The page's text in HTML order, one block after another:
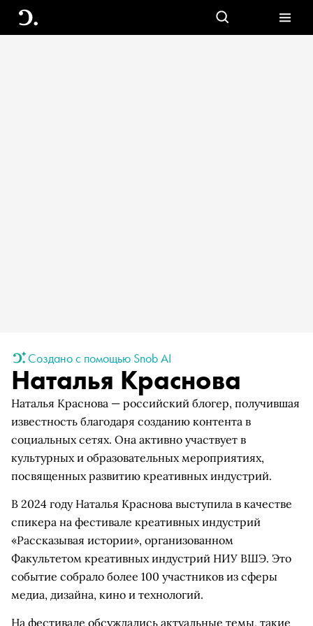
Создано с помощью Snob AI
Наталья Краснова
Наталья Краснова — российский блогер, получившая
известность благодаря созданию контента в
социальных сетях. Она активно участвует в
культурных и образовательных мероприятиях,
посвященных развитию креативных индустрий.
В 2024 году Наталья Краснова выступила в качестве
спикера на фестивале креативных индустрий
«Рассказывая истории», организованном
Факультетом креативных индустрий НИУ ВШЭ. Это
событие собрало более 100 участников из сферы
медиа, дизайна, кино и технологий.
На фестивале обсуждались актуальные темы, такие